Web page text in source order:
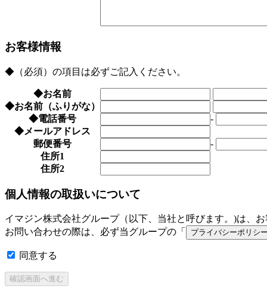
お客様情報
◆ （必須）の項目は必ずご記入ください。
◆お名前
◆お名前（ふりがな）
◆電話番号 -
◆メールアドレス
郵便番号
-
住所1
住所2
個人情報の取扱いについて
イマジン株式会社グループ（以下、当社と呼びます。)は、
お問い合わせの際は、必ず当グループの「
プライバシーポリシー
同意する